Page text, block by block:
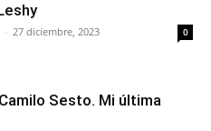
- 27 diciembre, 2023 0
Sesto. Mi última